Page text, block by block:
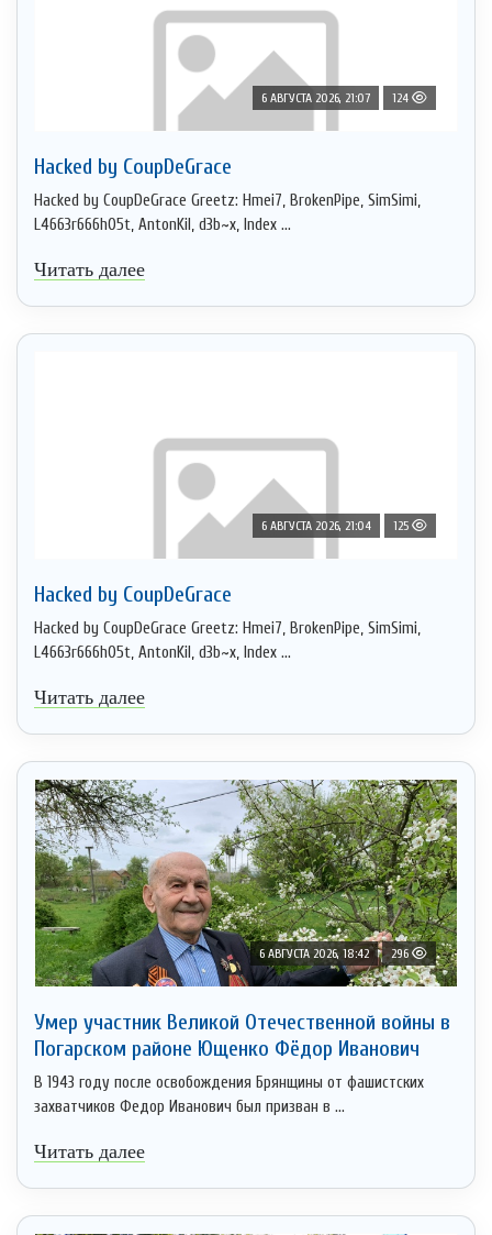
6 АВГУСТА 2026, 21:07 124
Hacked by CoupDeGrace
Hacked by CoupDeGrace Greetz: Hmei7, BrokenPipe, SimSimi,
L4663r666h05t, AntonKil, d3b~x, Index ...
Читать далее
6 АВГУСТА 2026, 21:04 125
Hacked by CoupDeGrace
Hacked by CoupDeGrace Greetz: Hmei7, BrokenPipe, SimSimi,
L4663r666h05t, AntonKil, d3b~x, Index ...
Читать далее
6 АВГУСТА 2026, 18:42 296
Умер участник Великой Отечественной войны в
Погарском районе Ющенко Фёдор Иванович
В 1943 году после освобождения Брянщины от фашистских
захватчиков Федор Иванович был призван в ...
Читать далее